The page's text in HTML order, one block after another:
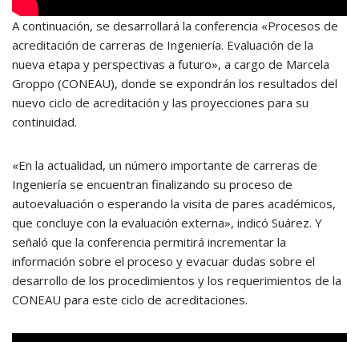
A continuación, se desarrollará la conferencia «Procesos de
acreditación de carreras de Ingeniería. Evaluación de la
nueva etapa y perspectivas a futuro», a cargo de Marcela
Groppo (CONEAU), donde se expondrán los resultados del
nuevo ciclo de acreditación y las proyecciones para su
continuidad.
«En la actualidad, un número importante de carreras de
Ingeniería se encuentran finalizando su proceso de
autoevaluación o esperando la visita de pares académicos,
que concluye con la evaluación externa», indicó Suárez. Y
señaló que la conferencia permitirá incrementar la
información sobre el proceso y evacuar dudas sobre el
desarrollo de los procedimientos y los requerimientos de la
CONEAU para este ciclo de acreditaciones.